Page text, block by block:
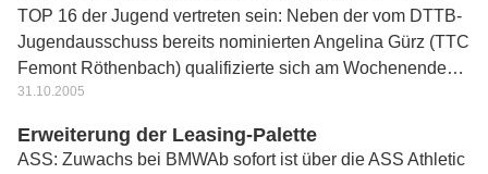
TOP 16 der Jugend vertreten sein: Neben der vom DTTB-
Jugendausschuss bereits nominierten Angelina Gürz (TTC
Femont Röthenbach) qualifizierte sich am Wochenende…
31.10.2005
Erweiterung der Leasing-Palette
ASS: Zuwachs bei BMWAb sofort ist über die ASS Athletic